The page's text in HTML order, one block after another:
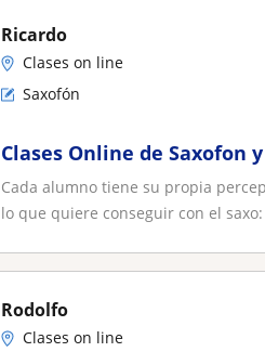
Ricardo
Clases on line
Saxofón
Clases Online de Saxofon
Cada alumno tiene su propia
lo que quiere conseguir con el
Rodolfo
Clases on line